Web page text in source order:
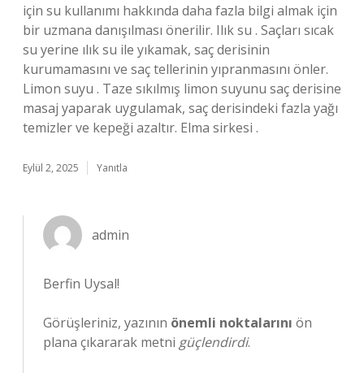
için su kullanımı hakkında daha fazla bilgi almak için
bir uzmana danışılması önerilir. Ilık su . Saçları sıcak
su yerine ılık su ile yıkamak, saç derisinin
kurumamasını ve saç tellerinin yıpranmasını önler.
Limon suyu . Taze sıkılmış limon suyunu saç derisine
masaj yaparak uygulamak, saç derisindeki fazla yağı
temizler ve kepeği azaltır. Elma sirkesi .
Eylül 2, 2025 Yanıtla
admin
Berfin Uysal!
Görüşleriniz, yazının önemli noktalarını ön
plana çıkararak metni güçlendirdi.